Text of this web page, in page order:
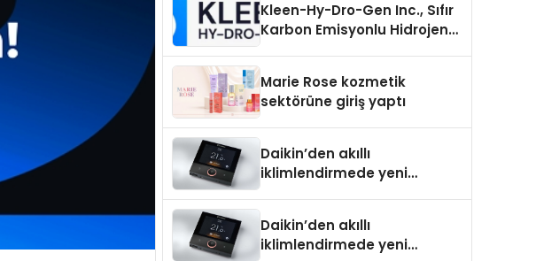
Kleen-Hy-Dro-Gen Inc., Sıfır
Karbon Emisyonlu Hidrojen
Aldı
Marie Rose kozmetik
sektörüne giriş yaptı
Daikin’den akıllı
iklimlendirmede yeni
Daikin’den akıllı
iklimlendirmede yeni